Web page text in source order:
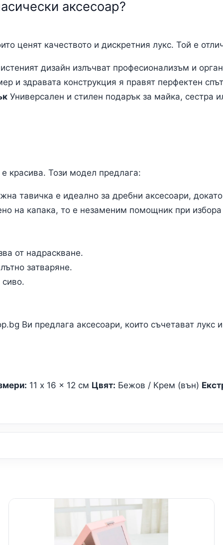
аксесоар?
ценят качеството и дискретния лукс. Той е
дизайн излъчват професионализъм и
и здравата конструкция я правят перфектен
Универсален и стилен подарък за майка, сестра
красива. Този модел предлага:
тавичка е идеално за дребни аксесоари,
на капака, то е незаменим помощник при
от надраскване.
затваряне.
Ви предлага аксесоари, които съчетават лукс
11 x 16 x 12 см Цвят: Бежов / Крем (вън)